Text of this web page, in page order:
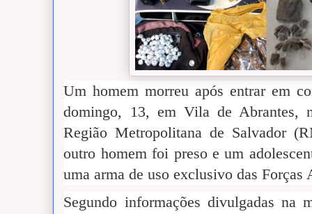
Um homem morreu após entrar em
domingo, 13, em Vila de Abrantes,
Região Metropolitana de Salvador
outro homem foi preso e um
uma arma de uso exclusivo das Forças
Segundo informações divulgadas na